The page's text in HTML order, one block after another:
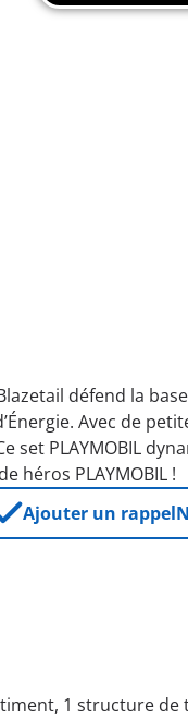
défend la
Avec de
set PLAYMOBIL
héros PLAYMOBIL !
Ajouter un rappel
1 structure de